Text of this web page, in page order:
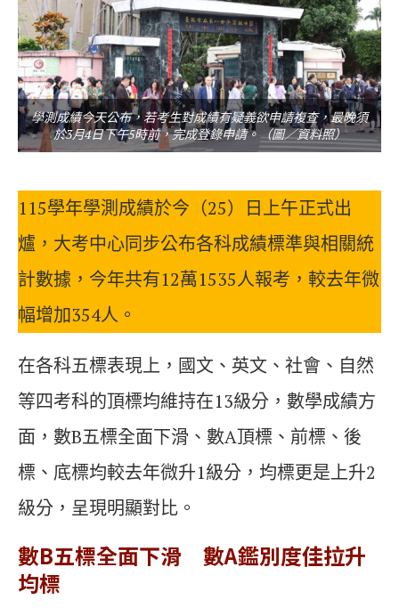
學測成績今天公布，若考生對成績有疑義欲申請複查，最晚須
於3月4日下午5時前，完成登錄申請。（圖／資料照）
115學年學測成績於今（25）日上午正式出
爐，大考中心同步公布各科成績標準與相關統
計數據，今年共有12萬1535人報考，較去年微
幅增加354人。
在各科五標表現上，國文、英文、社會、自然
等四考科的頂標均維持在13級分，數學成績方
面，數B五標全面下滑、數A頂標、前標、後
標、底標均較去年微升1級分，均標更是上升2
級分，呈現明顯對比。
數B五標全面下滑 數A鑑別度佳拉升
均標